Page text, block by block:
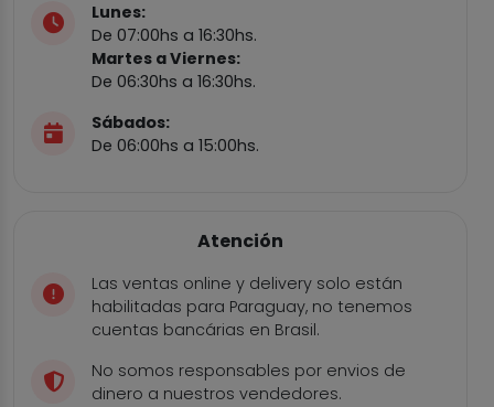
Lunes:
De 07:00hs a 16:30hs.
Martes a Viernes:
De 06:30hs a 16:30hs.
Sábados:
De 06:00hs a 15:00hs.
Atención
Las ventas online y delivery solo están
habilitadas para Paraguay, no tenemos
cuentas bancárias en Brasil.
No somos responsables por envios de
dinero a nuestros vendedores.